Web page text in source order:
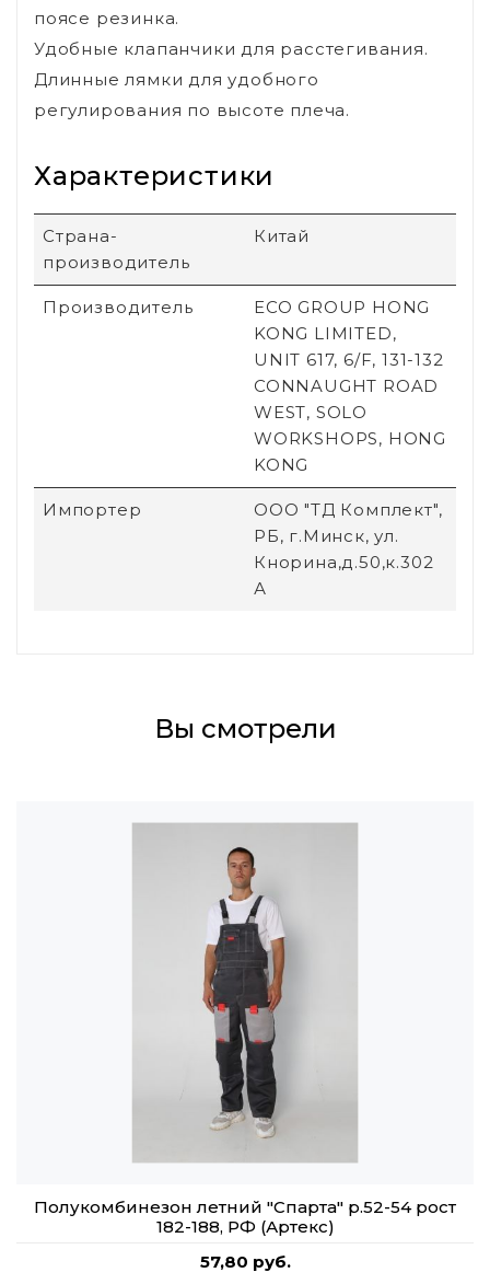
поясе резинка.
Удобные клапанчики для расстегивания.
Длинные лямки для удобного
регулирования по высоте плеча.
Характеристики
Страна-
производитель
Китай
Производитель
ECO GROUP HONG
KONG LIMITED,
UNIT 617, 6/F, 131-132
CONNAUGHT ROAD
WEST, SOLO
WORKSHOPS, HONG
KONG
Импортер
ООО "ТД Комплект",
РБ, г.Минск, ул.
Кнорина,д.50,к.302
А
Вы смотрели
Полукомбинезон летний "Спарта" р.52-54 рост
182-188, РФ (Артекс)
57,80 руб.